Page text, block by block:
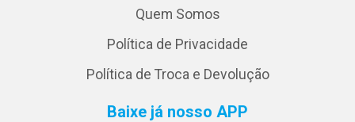
Quem Somos
Política de Privacidade
Política de Troca e Devolução
Baixe já nosso APP